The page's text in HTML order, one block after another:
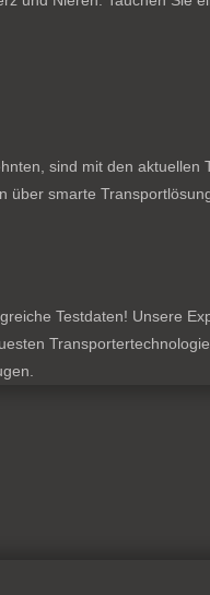
sind mit den
smarte
Testdaten! Unsere